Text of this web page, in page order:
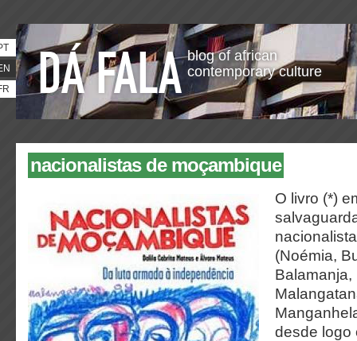
blog of african
contemporary culture
nacionalistas de moçambique
O livro (*)
(Noémia,
Balamanja,
desde logo